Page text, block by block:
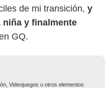
de mi transición, y
y finalmente
GQ.
Videojuegos u otros elementos